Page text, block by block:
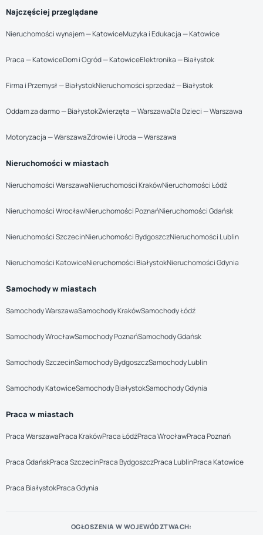
Najczęściej przeglądane
Nieruchomości wynajem — KatowiceMuzyka i Edukacja — Katowice
Praca — KatowiceDom i Ogród — KatowiceElektronika — Białystok
Firma i Przemysł — BiałystokNieruchomości sprzedaż — Białystok
Oddam za darmo — BiałystokZwierzęta — WarszawaDla Dzieci — Warszawa
Motoryzacja — WarszawaZdrowie i Uroda — Warszawa
Nieruchomości w miastach
Nieruchomości WarszawaNieruchomości KrakówNieruchomości Łódź
Nieruchomości WrocławNieruchomości PoznańNieruchomości Gdańsk
Nieruchomości SzczecinNieruchomości BydgoszczNieruchomości Lublin
Nieruchomości KatowiceNieruchomości BiałystokNieruchomości Gdynia
Samochody w miastach
Samochody WarszawaSamochody KrakówSamochody Łódź
Samochody WrocławSamochody PoznańSamochody Gdańsk
Samochody SzczecinSamochody BydgoszczSamochody Lublin
Samochody KatowiceSamochody BiałystokSamochody Gdynia
Praca w miastach
Praca WarszawaPraca KrakówPraca ŁódźPraca WrocławPraca Poznań
Praca GdańskPraca SzczecinPraca BydgoszczPraca LublinPraca Katowice
Praca BiałystokPraca Gdynia
OGŁOSZENIA W WOJEWÓDZTWACH: